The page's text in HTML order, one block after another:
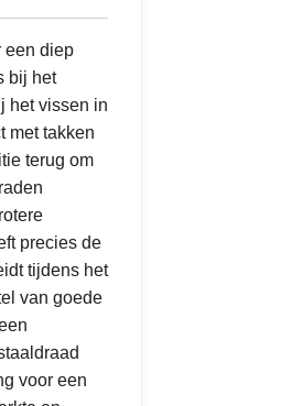
een diep
bij het
het vissen in
met takken
terug om
precies de
tijdens het
van goede
voor een